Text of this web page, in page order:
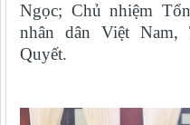
Ngọc; Chủ nhiệm
nhân dân Việt Nam,
Quyết.